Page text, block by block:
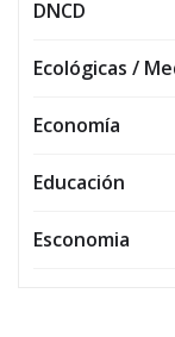
DNCD
Ecológicas /
Economía
Educación
Esconomia